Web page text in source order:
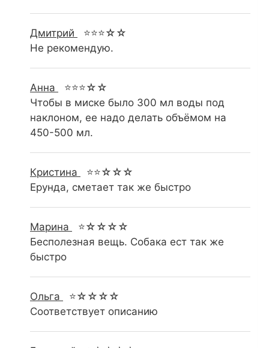
Дмитрий
⭐⭐⭐☆☆
Не рекомендую.
Анна
⭐⭐⭐☆☆
Чтобы в миске было 300 мл воды под
наклоном, ее надо делать объёмом на
450-500 мл.
Кристина
⭐⭐☆☆☆
Ерунда, сметает так же быстро
Марина
⭐☆☆☆☆
Бесполезная вещь. Собака ест так же
быстро
Ольга
⭐☆☆☆☆
Соответствует описанию